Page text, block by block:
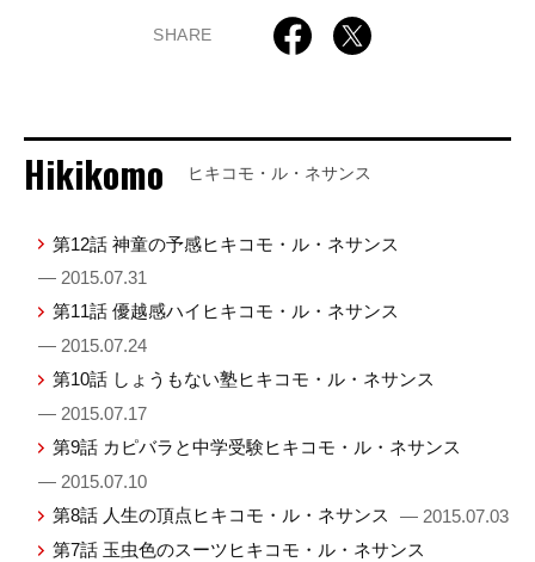
SHARE
Hikikomo ヒキコモ・ル・ネサンス
第12話 神童の予感ヒキコモ・ル・ネサンス
— 2015.07.31
第11話 優越感ハイヒキコモ・ル・ネサンス
— 2015.07.24
第10話 しょうもない塾ヒキコモ・ル・ネサンス
— 2015.07.17
第9話 カピバラと中学受験ヒキコモ・ル・ネサンス
— 2015.07.10
第8話 人生の頂点ヒキコモ・ル・ネサンス
— 2015.07.03
第7話 玉虫色のスーツヒキコモ・ル・ネサンス